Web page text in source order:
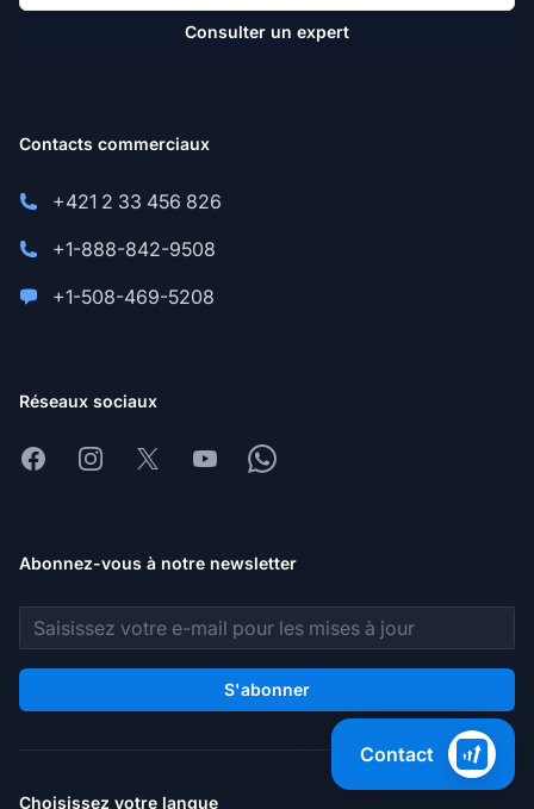
Consulter un expert
Contacts commerciaux
+421 2 33 456 826
+1-888-842-9508
+1-508-469-5208
Réseaux sociaux
FacebookInstagram
X YoutubeWhatsapp
Abonnez-vous à notre newsletter
Adresse e-mail
S'abonner
Choisissez votre langue
Contact